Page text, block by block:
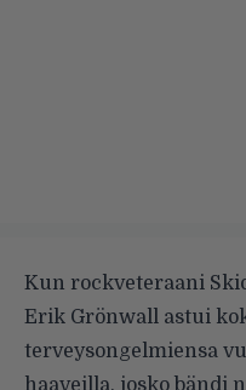
Kun rockveteraani
Erik Grönwall astui
terveysongelmiensa
haaveilla, josko bändi